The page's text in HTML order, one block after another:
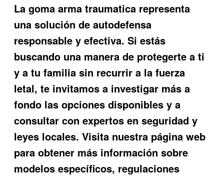
Lagoma arma traumatica representa
una solución de autodefensa
responsable y efectiva. Si estás
buscando una manera de protegerte a ti
y a tu familia sin recurrir a la fuerza
letal, te invitamos a investigar más a
fondo las opciones disponibles y a
consultar con expertos en seguridad y
leyes locales. Visita nuestra página web
para obtener más información sobre
modelos específicos, regulaciones